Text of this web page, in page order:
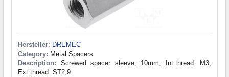
Hersteller: DREMEC
Category: Metal Spacers
Description: Screwed spacer sleeve; 10mm; Int.thread: M3;
Ext.thread: ST2,9